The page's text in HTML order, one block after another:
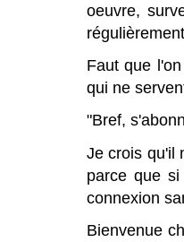
oeuvre,
Faut que
qui ne
"Bref,
Je crois qu'il
parce que
connexion
Bienvenue